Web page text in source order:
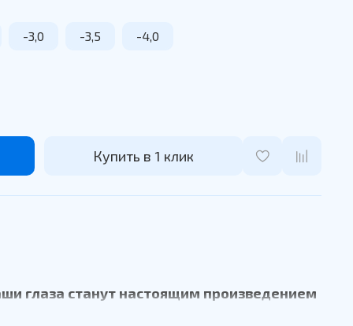
-3,0 -3,5 -4,0
Купить в 1 клик
глаза станут настоящим произведением